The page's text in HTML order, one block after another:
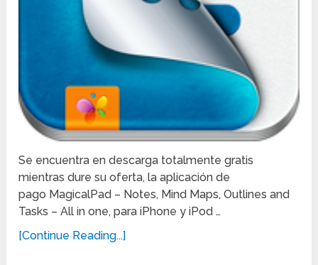
Se encuentra en descarga totalmente gratis
mientras dure su oferta, la aplicación de
pago MagicalPad – Notes, Mind Maps, Outlines and
Tasks – All in one, para iPhone y iPod …
[Continue Reading...]